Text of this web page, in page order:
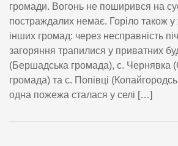
громади. Вогонь не поширився на
постраждалих немає. Горіло також у
інших громад: через несправність
загоряння трапилися у приватних
(Бершадська громада), с. Чернявка
громада) та с. Попівці
одна пожежа сталася у селі […]